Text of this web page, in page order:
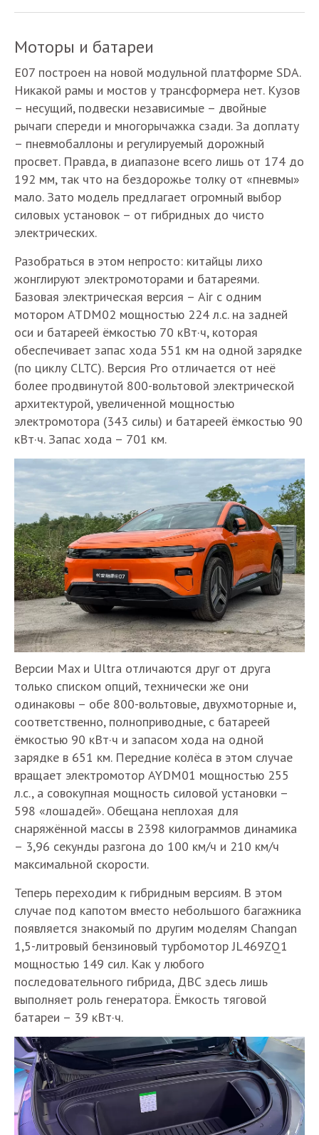
Моторы и батареи
Е07 построен на новой модульной платформе SDA.
Никакой рамы и мостов у трансформера нет. Кузов
– несущий, подвески независимые – двойные
рычаги спереди и многорычажка сзади. За доплату
– пневмобаллоны и регулируемый дорожный
просвет. Правда, в диапазоне всего лишь от 174 до
192 мм, так что на бездорожье толку от «пневмы»
мало. Зато модель предлагает огромный выбор
силовых установок – от гибридных до чисто
электрических.
Разобраться в этом непросто: китайцы лихо
жонглируют электромоторами и батареями.
Базовая электрическая версия – Air с одним
мотором ATDM02 мощностью 224 л.с. на задней
оси и батареей ёмкостью 70 кВт·ч, которая
обеспечивает запас хода 551 км на одной зарядке
(по циклу CLTC). Версия Pro отличается от неё
более продвинутой 800-вольтовой электрической
архитектурой, увеличенной мощностью
электромотора (343 силы) и батареей ёмкостью 90
кВт·ч. Запас хода – 701 км.
Версии Max и Ultra отличаются друг от друга
только списком опций, технически же они
одинаковы – обе 800-вольтовые, двухмоторные и,
соответственно, полноприводные, с батареей
ёмкостью 90 кВт·ч и запасом хода на одной
зарядке в 651 км. Передние колёса в этом случае
вращает электромотор AYDM01 мощностью 255
л.с., а совокупная мощность силовой установки –
598 «лошадей». Обещана неплохая для
снаряжённой массы в 2398 килограммов динамика
– 3,96 секунды разгона до 100 км/ч и 210 км/ч
максимальной скорости.
Теперь переходим к гибридным версиям. В этом
случае под капотом вместо небольшого багажника
появляется знакомый по другим моделям Changan
1,5-литровый бензиновый турбомотор JL469ZQ1
мощностью 149 сил. Как у любого
последовательного гибрида, ДВС здесь лишь
выполняет роль генератора. Ёмкость тяговой
батареи – 39 кВт·ч.